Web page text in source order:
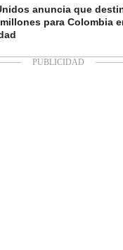
anuncia que
millones para Colombia